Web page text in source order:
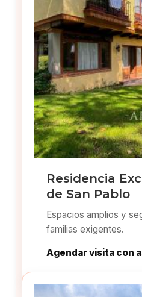
Residencia
de San Pablo
Espacios amplios y
familias exigentes.
Agendar visita con